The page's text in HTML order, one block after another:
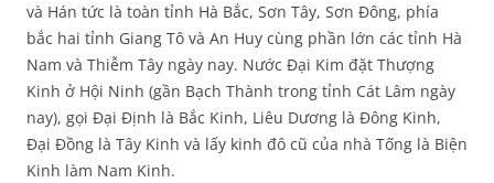
và Hán tức là toàn tỉnh Hà Bắc, Sơn Tây, Sơn Đông, phía
bắc hai tỉnh Giang Tô và An Huy cùng phần lớn các tỉnh Hà
Nam và Thiễm Tây ngày nay. Nước Đại Kim đặt Thượng
Kinh ở Hội Ninh (gần Bạch Thành trong tỉnh Cát Lâm ngày
nay), gọi Đại Định là Bắc Kinh, Liêu Dương là Đông Kinh,
Đại Đồng là Tây Kinh và lấy kinh đô cũ của nhà Tống là Biện
Kinh làm Nam Kinh.